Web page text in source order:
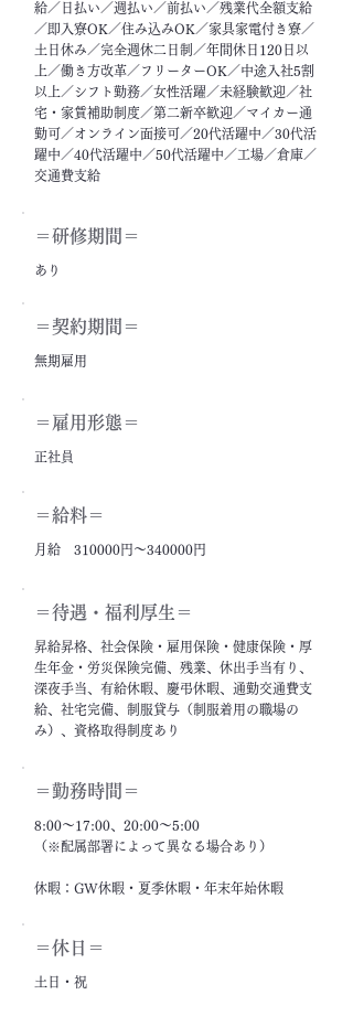
給／日払い／週払い／前払い／残業代全額支給
／即入寮OK／住み込みOK／家具家電付き寮／
土日休み／完全週休二日制／年間休日120日以
上／働き方改革／フリーターOK／中途入社5割
以上／シフト勤務／女性活躍／未経験歓迎／社
宅・家賃補助制度／第二新卒歓迎／マイカー通
勤可／オンライン面接可／20代活躍中／30代活
躍中／40代活躍中／50代活躍中／工場／倉庫／
交通費支給
＝​研修期間＝
あり
＝契約期間＝
無期雇用
＝雇用形態＝
正社員
＝給料＝
月給 310000円～340000円
＝​待遇・福利厚生＝
昇給昇格、社会保険・雇用保険・健康保険・厚
生年金・労災保険完備、残業、休出手当有り、
深夜手当、有給休暇、慶弔休暇、通勤交通費支
給、社宅完備、制服貸与（制服着用の職場の
み）、資格取得制度あり
＝勤務時間＝
8:00～17:00、20:00～5:00
（※配属部署によって異なる場合あり）
休暇：GW休暇・夏季休暇・年末年始休暇
＝休日＝
土日・祝